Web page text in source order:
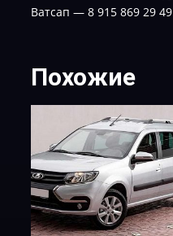
Ватсап — 8 915 869 29 49
Похожие